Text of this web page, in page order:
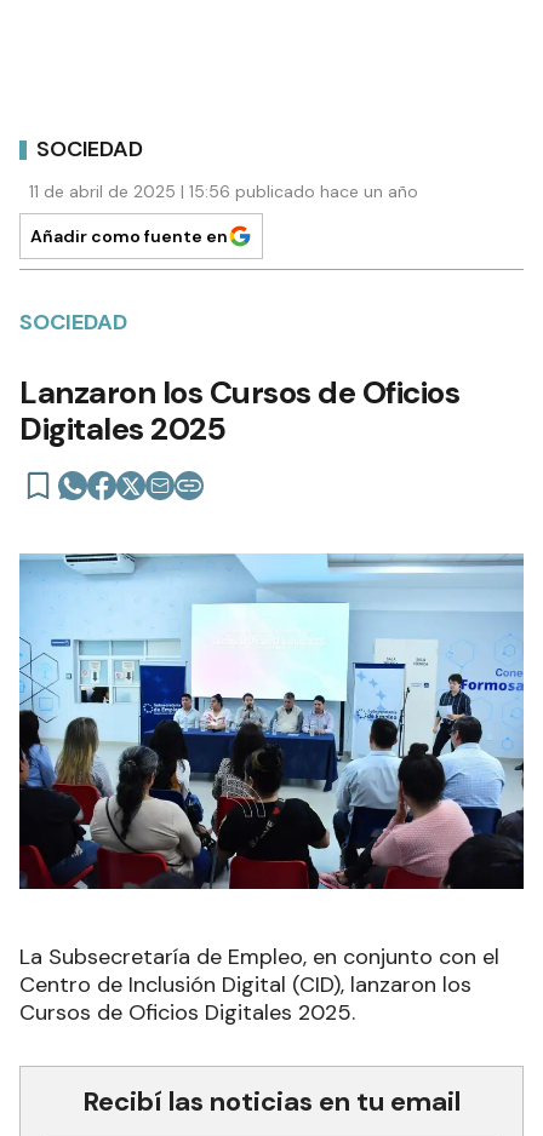
SOCIEDAD
11 de abril de 2025 | 15:56 publicado hace un año
Añadir como fuente en
SOCIEDAD
Lanzaron los Cursos de Oficios
Digitales 2025
La Subsecretaría de Empleo, en conjunto con el
Centro de Inclusión Digital (CID), lanzaron los
Cursos de Oficios Digitales 2025.
Recibí las noticias en tu email